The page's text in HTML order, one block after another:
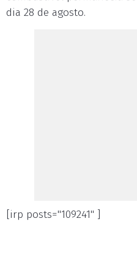
dia 28 de agosto.
[irp posts="109241" ]